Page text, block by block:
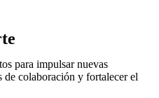
para impulsar nuevas
de colaboración y fortalecer el